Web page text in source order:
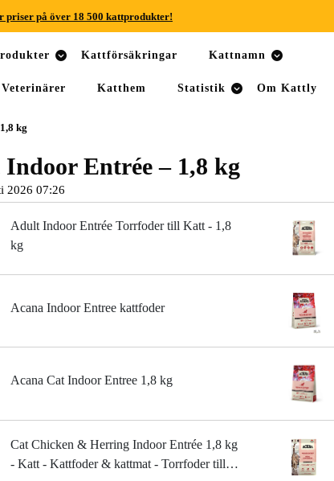
priser på över 18 500 kattprodukter!
priser på över 18 500 kattprodukter!
priser på över 18 500 kattprodukter!
Kattförsäkringar Kattnamn
Veterinärer Katthem Statistik Om Kattly
kg
Entrée – 1,8 kg
2026 07:26
Adult Indoor Entrée Torrfoder till Katt - 1,8
kg
Acana Indoor Entree kattfoder
Acana Cat Indoor Entree 1,8 kg
Cat Chicken & Herring Indoor Entrée 1,8 kg
- Katt - Kattfoder & kattmat - Torrfoder till